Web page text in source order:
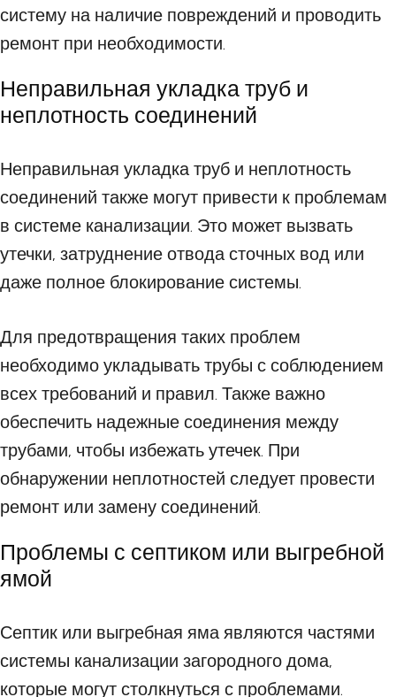
систему на наличие повреждений и проводить
ремонт при необходимости.
Неправильная укладка труб и
неплотность соединений
Неправильная укладка труб и неплотность
соединений также могут привести к проблемам
в системе канализации. Это может вызвать
утечки, затруднение отвода сточных вод или
даже полное блокирование системы.
Для предотвращения таких проблем
необходимо укладывать трубы с соблюдением
всех требований и правил. Также важно
обеспечить надежные соединения между
трубами, чтобы избежать утечек. При
обнаружении неплотностей следует провести
ремонт или замену соединений.
Проблемы с септиком или выгребной
ямой
Септик или выгребная яма являются частями
системы канализации загородного дома,
которые могут столкнуться с проблемами.